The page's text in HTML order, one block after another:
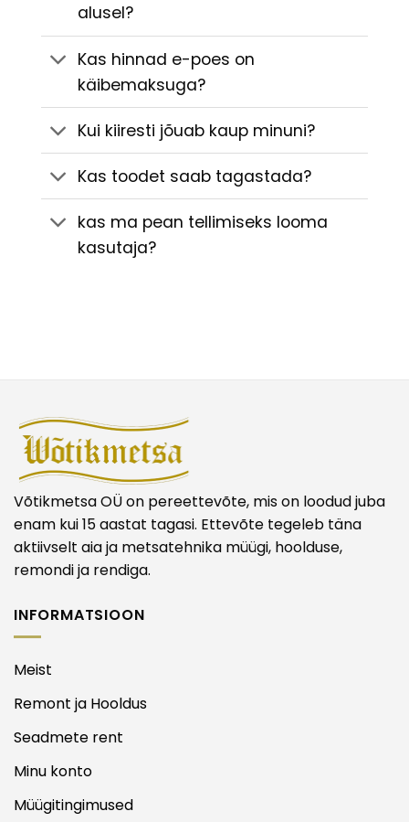
alusel?
Kas hinnad e-poes on
käibemaksuga?
Kui kiiresti jõuab kaup minuni?
Kas toodet saab tagastada?
kas ma pean tellimiseks looma
kasutaja?
Võtikmetsa OÜ on pereettevõte, mis on loodud juba
enam kui 15 aastat tagasi. Ettevõte tegeleb täna
aktiivselt aia ja metsatehnika müügi, hoolduse,
remondi ja rendiga.
INFORMATSIOON
Meist
Remont ja Hooldus
Seadmete rent
Minu konto
Müügitingimused